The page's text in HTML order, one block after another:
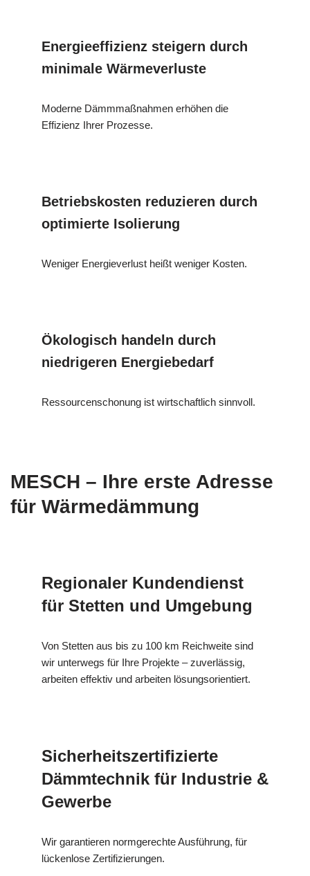
Energieeffizienz steigern durch
minimale Wärmeverluste
Moderne Dämmmaßnahmen erhöhen die
Effizienz Ihrer Prozesse.
Betriebskosten reduzieren durch
optimierte Isolierung
Weniger Energieverlust heißt weniger Kosten.
Ökologisch handeln durch
niedrigeren Energiebedarf
Ressourcenschonung ist wirtschaftlich sinnvoll.
MESCH – Ihre erste Adresse
für Wärmedämmung
Regionaler Kundendienst
für Stetten und Umgebung
Von Stetten aus bis zu 100 km Reichweite sind
wir unterwegs für Ihre Projekte – zuverlässig,
arbeiten effektiv und arbeiten lösungsorientiert.
Sicherheitszertifizierte
Dämmtechnik für Industrie &
Gewerbe
Wir garantieren normgerechte Ausführung, für
lückenlose Zertifizierungen.